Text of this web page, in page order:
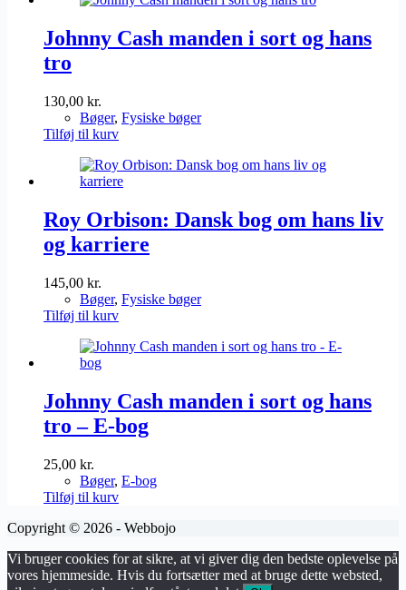
Johnny Cash manden i sort og hans
tro
130,00 kr.
Bøger, Fysiske bøger
Tilføj til kurv
Roy Orbison: Dansk bog om hans liv
og karriere
145,00 kr.
Bøger, Fysiske bøger
Tilføj til kurv
Johnny Cash manden i sort og hans
tro – E-bog
25,00 kr.
Bøger, E-bog
Tilføj til kurv
Copyright © 2026 - Webbojo
Vi bruger cookies for at sikre, at vi giver dig den bedste oplevelse på
vores hjemmeside. Hvis du fortsætter med at bruge dette websted,